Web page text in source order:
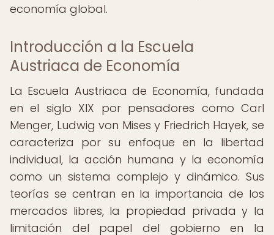
economía global.
Introducción a la Escuela
Austriaca de Economía
La Escuela Austriaca de Economía, fundada
en el siglo XIX por pensadores como Carl
Menger, Ludwig von Mises y Friedrich Hayek, se
caracteriza por su enfoque en la libertad
individual, la acción humana y la economía
como un sistema complejo y dinámico. Sus
teorías se centran en la importancia de los
mercados libres, la propiedad privada y la
limitación del papel del gobierno en la